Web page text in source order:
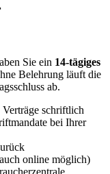
Sie ein 14-tägiges
Belehrung läuft die
ab.
schriftlich
bei Ihrer
online möglich)